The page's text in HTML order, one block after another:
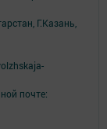
Г.Казань,
почте: